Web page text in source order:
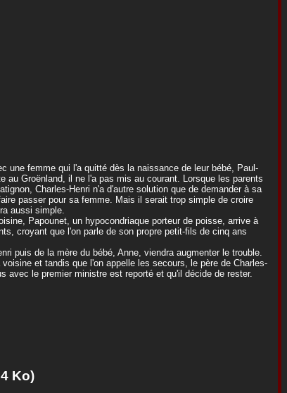
une femme qui l'a quitté dès la naissance de leur bébé, Paul-
au Groënland, il ne l'a pas mis au courant. Lorsque les parents
Charles-Henri n'a d'autre solution que de demander à sa
passer pour sa femme. Mais il serait trop simple de croire
aussi simple.
Papounet, un hypocondriaque porteur de poisse, arrive à
croyant que l'on parle de son propre petit-fils de cinq ans
puis de la mère du bébé, Anne, viendra augmenter le trouble.
et tandis que l'on appelle les secours, le père de Charles-
avec le premier ministre est reporté et qu'il décide de rester.
Ko)